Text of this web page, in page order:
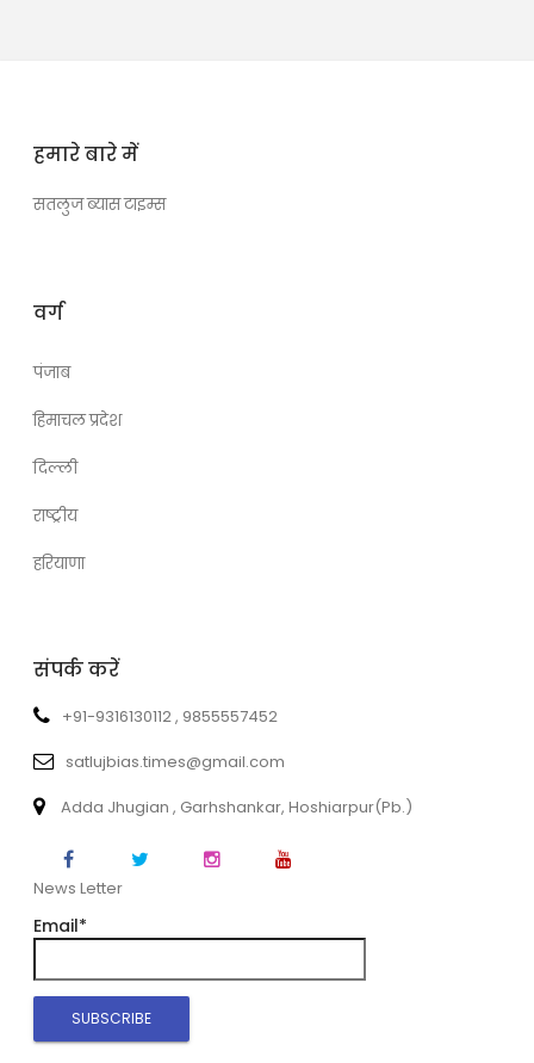
हमारे बारे में
सतलुज ब्यास टाइम्स
वर्ग
पंजाब
हिमाचल प्रदेश
दिल्ली
राष्ट्रीय
हरियाणा
संपर्क करें
+91-9316130112 , 9855557452
satlujbias.times@gmail.com
Adda Jhugian , Garhshankar, Hoshiarpur(Pb.)
News Letter
Email*